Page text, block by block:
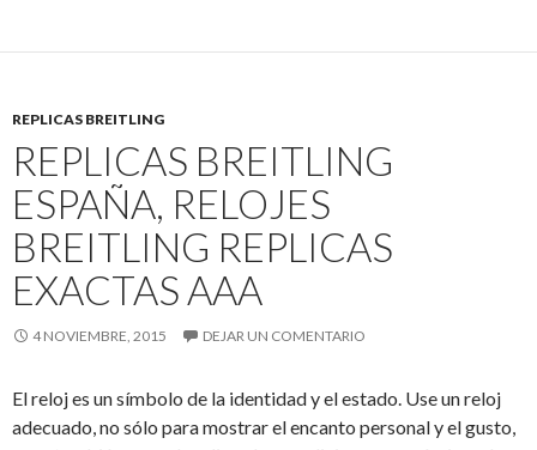
REPLICAS BREITLING
REPLICAS BREITLING
ESPAÑA, RELOJES
BREITLING REPLICAS
EXACTAS AAA
4 NOVIEMBRE, 2015 DEJAR UN COMENTARIO
El reloj es un símbolo de la identidad y el estado. Use un reloj
adecuado, no sólo para mostrar el encanto personal y el gusto,